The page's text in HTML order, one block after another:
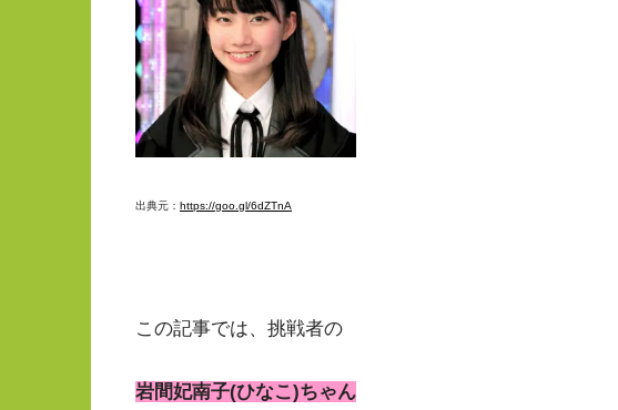
出典元： https://goo.gl/6dZTnA
この記事では、挑戦者の
岩間妃南子(ひなこ)ちゃん